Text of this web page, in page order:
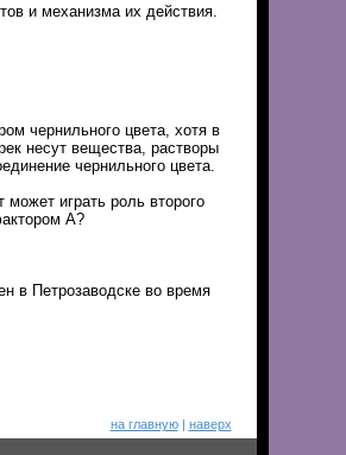
и механизма их действия.
чернильного цвета, хотя в
несут вещества, растворы
чернильного цвета.
может играть роль второго
А?
в Петрозаводске во время
на главную| наверх